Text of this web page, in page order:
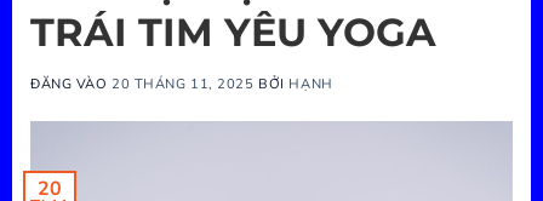
TRÁI TIM YÊU YOGA
ĐĂNG VÀO 20 THÁNG 11, 2025 BỞI HẠNH
20